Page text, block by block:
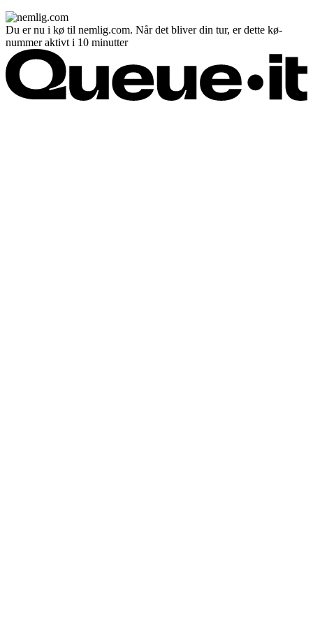
Du er nu i kø til nemlig.com. Når det bliver din tur, er dette kø-
nummer aktivt i 10 minutter